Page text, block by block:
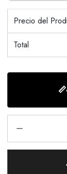
Precio del
Total
📏